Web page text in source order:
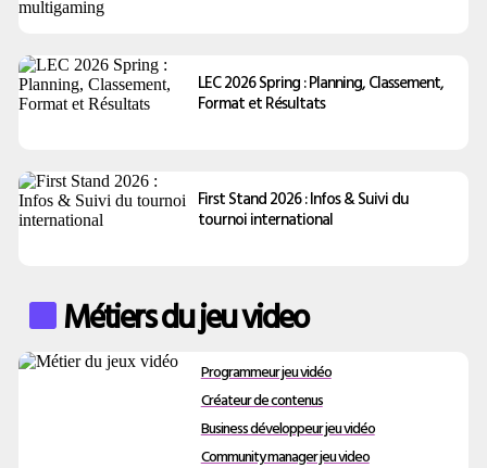
LEC 2026 Spring : Planning, Classement,
Format et Résultats
First Stand 2026 : Infos & Suivi du
tournoi international
Métiers du jeu video
Programmeur jeu vidéo
Créateur de contenus
Business développeur jeu vidéo
Community manager jeu video